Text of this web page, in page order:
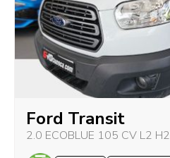
Ford Transit
2.0 ECOBLUE 105 CV L2 H2